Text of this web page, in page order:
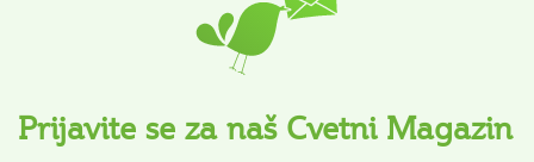
Prijavite se za naš Cvetni Magazin